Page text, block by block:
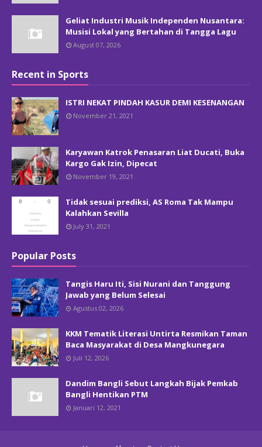
Geliat Industri Musik Independen Nusantara:
Musisi Lokal yang Bertahan di Tangga Lagu
August 07, 2026
Recent in Sports
ISTRI NEKAT PINDAH KASUR DEMI KESENANGAN
November 21, 2021
Karyawan Katrok Penasaran Liat Ducati, Buka
Kargo Gak Izin, Dipecat
November 19, 2021
Tidak sesuai prediksi, AS Roma Tak Mampu
Kalahkan Sevilla
July 31, 2021
Popular Posts
Tangis Haru Iti, Sisi Nurani dan Tanggung
Jawab yang Belum Selesai
Agustus 02, 2026
KKM Tematik Literasi Untirta Resmikan Taman
Baca Masyarakat di Desa Mangkunegara
Juli 12, 2026
Dandim Bangli Sebut Langkah Bijak Pemkab
Bangli Hentikan PTM
Januari 12, 2021